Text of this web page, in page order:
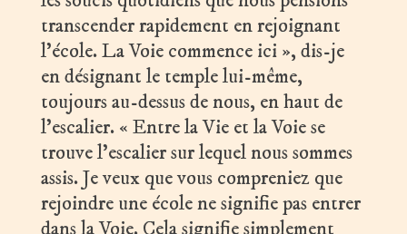
transcender rapidement en rejoignant
l’école. La Voie commence ici », dis-je
en désignant le temple lui-même,
toujours au-dessus de nous, en haut de
l’escalier. « Entre la Vie et la Voie se
trouve l’escalier sur lequel nous sommes
assis. Je veux que vous compreniez que
rejoindre une école ne signifie pas entrer